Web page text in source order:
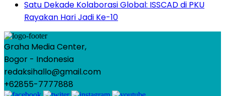
Satu Dekade Kolaborasi Global: ISSCAD di PKU
Rayakan Hari Jadi Ke-10
Graha Media Center,
Bogor - Indonesia
redaksihallo@gmail.com
+62855-7777888